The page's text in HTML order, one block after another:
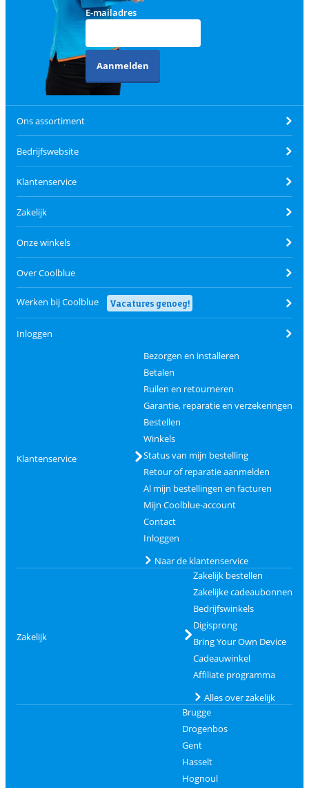
E-mailadres
Aanmelden
Ons assortiment
Bedrijfswebsite
Klantenservice
Zakelijk
Onze winkels
Over Coolblue
Werken bij Coolblue Vacatures genoeg!
Inloggen
Klantenservice
Bezorgen en installeren
Betalen
Ruilen en retourneren
Garantie, reparatie en verzekeringen
Bestellen
Winkels
Status van mijn bestelling
Retour of reparatie aanmelden
Al mijn bestellingen en facturen
Mijn Coolblue-account
Contact
Inloggen
Naar de klantenservice
Zakelijk
Zakelijk bestellen
Zakelijke cadeaubonnen
Bedrijfswinkels
Digisprong
Bring Your Own Device
Cadeauwinkel
Affiliate programma
Alles over zakelijk
Brugge
Drogenbos
Gent
Hasselt
Hognoul